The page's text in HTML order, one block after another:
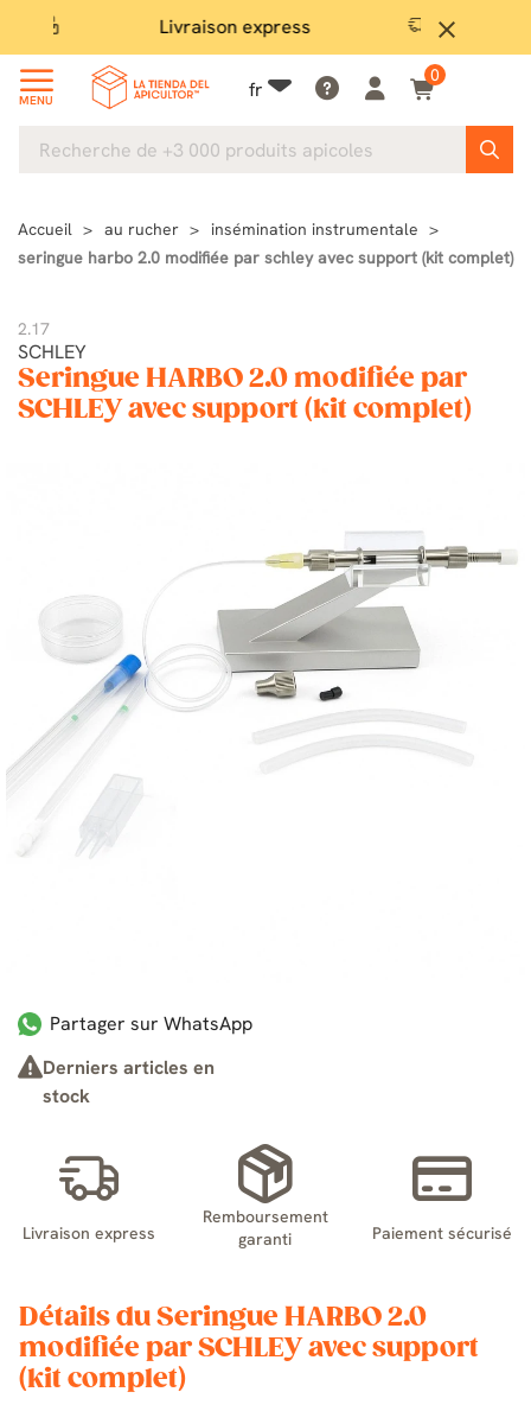
close
Livraison express
MENU fr
0
Accueil au rucher
insémination instrumentale
seringue harbo 2.0 modifiée par schley avec support (kit complet)
2.17
SCHLEY
Seringue HARBO 2.0 modifiée par
SCHLEY avec support (kit complet)
Partager sur WhatsApp
Derniers articles en
stock
Livraison express
Remboursement
garanti
Paiement sécurisé
Détails du Seringue HARBO 2.0
modifiée par SCHLEY avec support
(kit complet)